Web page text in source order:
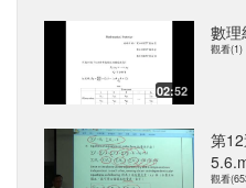
02:52
數理
觀看(1)
第
觀看